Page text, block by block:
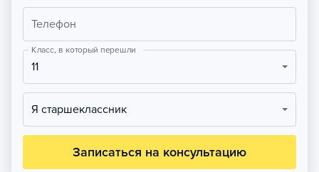
Телефон
Класс, в который перешли
11
Я старшеклассник
Записаться на консультацию